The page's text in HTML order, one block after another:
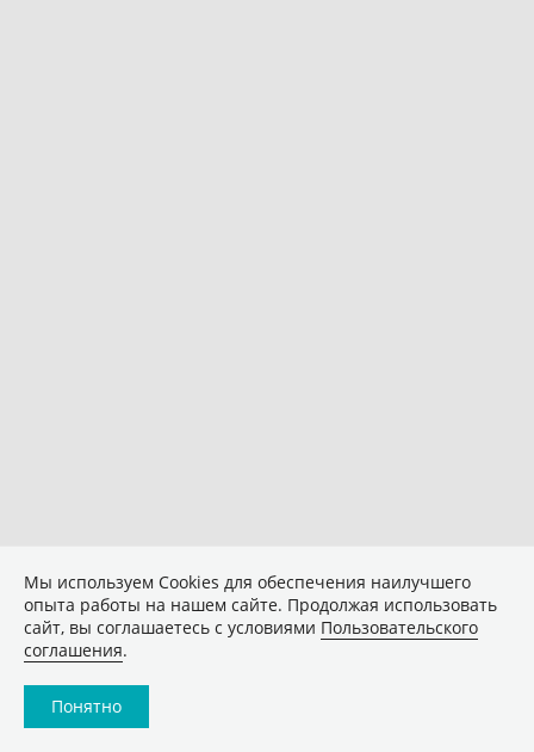
Мы используем Сookies для обеспечения наилучшего
опыта работы на нашем сайте. Продолжая использовать
сайт, вы соглашаетесь с условиями Пользовательского
соглашения.
Понятно